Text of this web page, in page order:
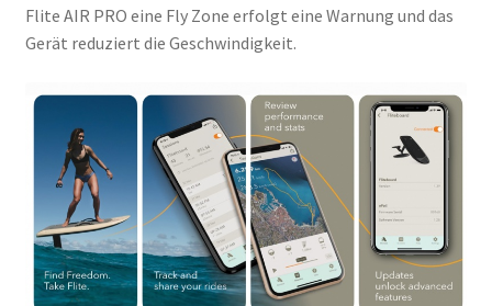
Flite AIR PRO eine Fly Zone erfolgt eine Warnung und das
Gerät reduziert die Geschwindigkeit.